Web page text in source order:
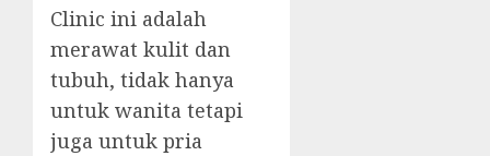
Clinic ini adalah
merawat kulit dan
tubuh, tidak hanya
untuk wanita tetapi
juga untuk pria